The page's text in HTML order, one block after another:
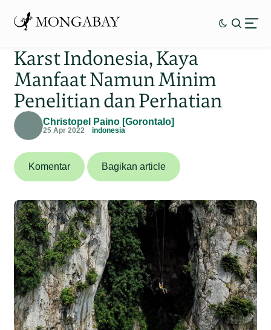
Karst Indonesia, Kaya
Manfaat Namun Minim
Penelitian dan Perhatian
Christopel Paino [Gorontalo]
25 Apr 2022 indonesia
Komentar Bagikan article